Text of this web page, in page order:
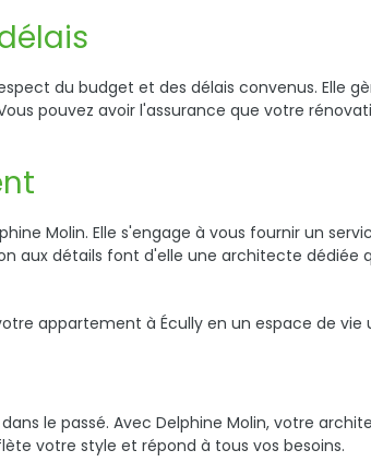
du budget et des délais convenus. Elle
pouvez avoir l'assurance que votre
Molin. Elle s'engage à vous fournir un
aux détails font d'elle une architecte
appartement à Écully en un espace de
le passé. Avec Delphine Molin, votre
votre style et répond à tous vos besoins.